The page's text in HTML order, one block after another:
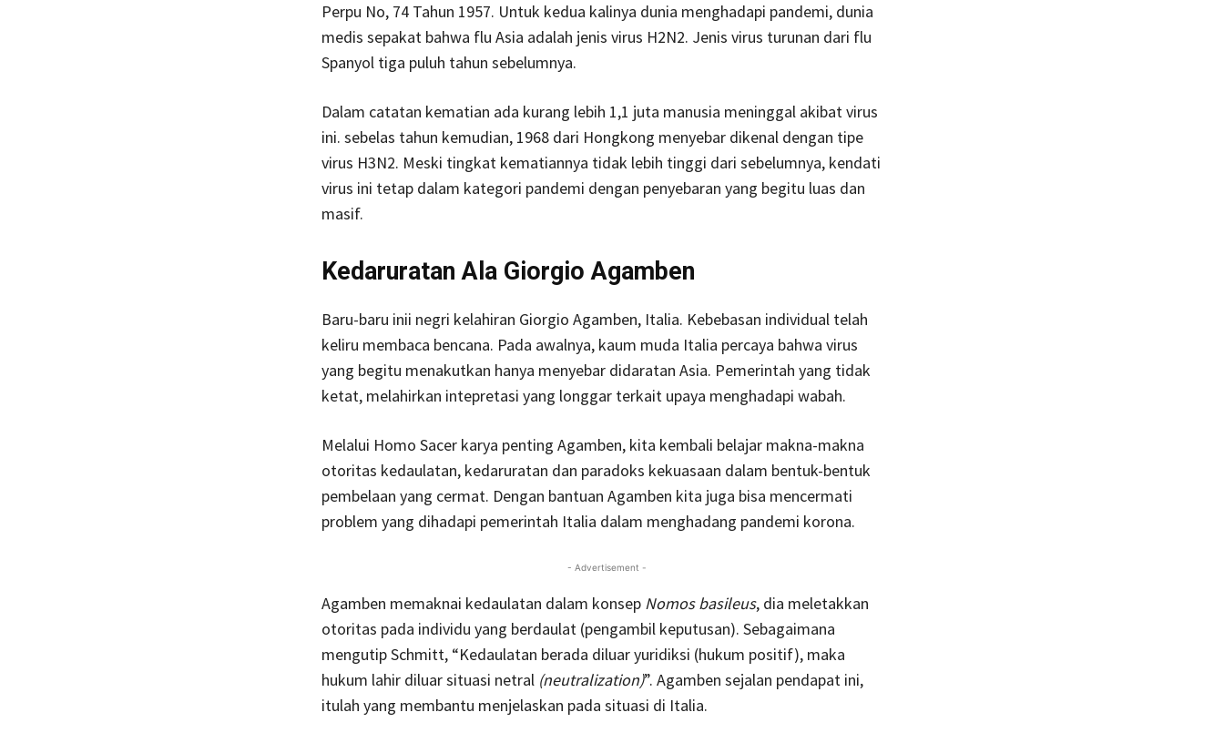
Perpu No, 74 Tahun 1957. Untuk kedua kalinya dunia menghadapi pandemi, dunia
medis sepakat bahwa flu Asia adalah jenis virus H2N2. Jenis virus turunan dari flu
Spanyol tiga puluh tahun sebelumnya.
Dalam catatan kematian ada kurang lebih 1,1 juta manusia meninggal akibat virus
ini. sebelas tahun kemudian, 1968 dari Hongkong menyebar dikenal dengan tipe
virus H3N2. Meski tingkat kematiannya tidak lebih tinggi dari sebelumnya, kendati
virus ini tetap dalam kategori pandemi dengan penyebaran yang begitu luas dan
masif.
Kedaruratan Ala Giorgio Agamben
Baru-baru inii negri kelahiran Giorgio Agamben, Italia. Kebebasan individual telah
keliru membaca bencana. Pada awalnya, kaum muda Italia percaya bahwa virus
yang begitu menakutkan hanya menyebar didaratan Asia. Pemerintah yang tidak
ketat, melahirkan intepretasi yang longgar terkait upaya menghadapi wabah.
Melalui Homo Sacer karya penting Agamben, kita kembali belajar makna-makna
otoritas kedaulatan, kedaruratan dan paradoks kekuasaan dalam bentuk-bentuk
pembelaan yang cermat. Dengan bantuan Agamben kita juga bisa mencermati
problem yang dihadapi pemerintah Italia dalam menghadang pandemi korona.
- Advertisement -
Agamben memaknai kedaulatan dalam konsep Nomos basileus, dia meletakkan
otoritas pada individu yang berdaulat (pengambil keputusan). Sebagaimana
mengutip Schmitt, “Kedaulatan berada diluar yuridiksi (hukum positif), maka
hukum lahir diluar situasi netral (neutralization)”. Agamben sejalan pendapat ini,
itulah yang membantu menjelaskan pada situasi di Italia.